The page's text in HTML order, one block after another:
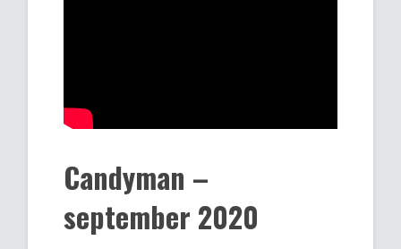
Candyman –
september 2020